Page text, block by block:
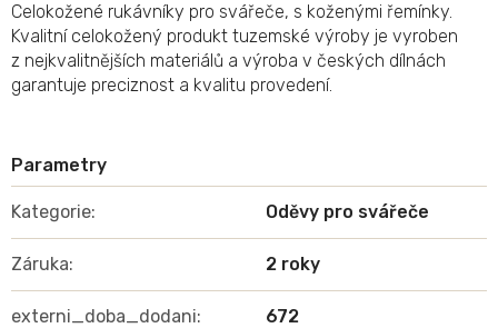
Celokožené rukávníky pro svářeče, s koženými řemínky.
Kvalitní celokožený produkt tuzemské výroby je vyroben
z nejkvalitnějších materiálů a výroba v českých dílnách
garantuje preciznost a kvalitu provedení.
Kategorie: Oděvy pro svářeče
Záruka: 2 roky
externi_doba_dodani: 672